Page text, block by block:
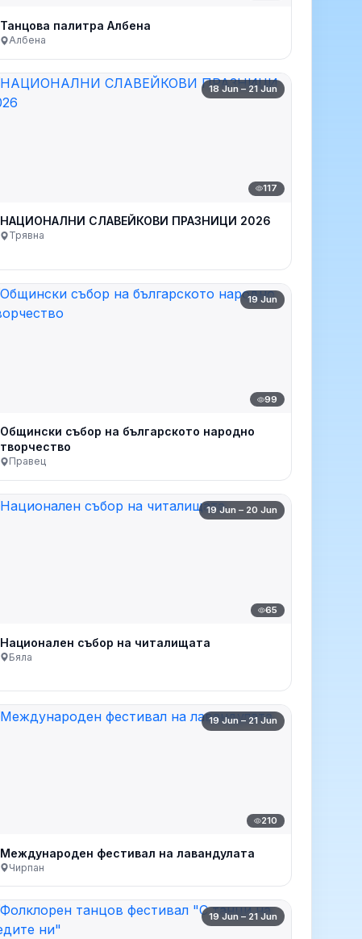
Танцова палитра Албена
Албена
18 Jun – 21 Jun
117
НАЦИОНАЛНИ СЛАВЕЙКОВИ ПРАЗНИЦИ 2026
Трявна
19 Jun
99
Общински събор на българското народно
творчество
Правец
19 Jun – 20 Jun
65
Национален събор на читалищата
Бяла
19 Jun – 21 Jun
210
Международен фестивал на лавандулата
Чирпан
19 Jun – 21 Jun